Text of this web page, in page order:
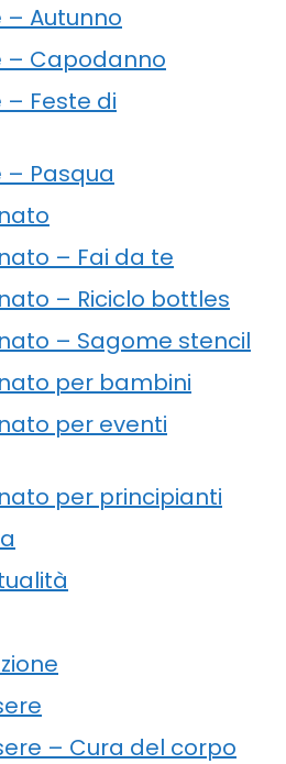
– Autunno
– Capodanno
– Feste di
– Pasqua
– Fai da te
– Riciclo bottles
– Sagome stencil
per bambini
per eventi
per principianti
– Cura del corpo